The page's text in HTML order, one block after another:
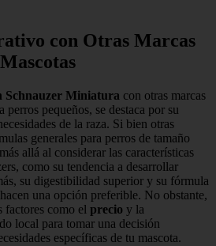
con Otras Marcas
Schnauzer Miniatura con otras marcas
perros pequeños, se destaca por su
de la raza. Si bien otras
generales para perros de tamaño
allá al considerar las características
como su tendencia a desarrollar
su digestibilidad superior y su fórmula
una opción preferible. No obstante,
factores como el precio y la
local para tomar una decisión
específicas de tu mascota.